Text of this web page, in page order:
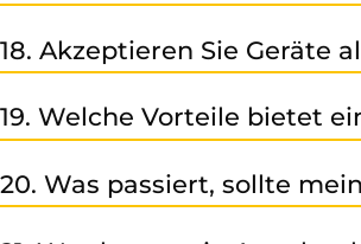
18. Akzeptieren Sie Geräte
Wir sind auf Geräte von Siemens
prüfen Ihr Gerät individuell.
19. Welche Vorteile bietet
20. Was passiert, sollte